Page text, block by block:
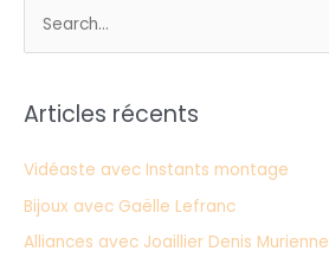
e
h
c
h
Articles récents
Vidéaste avec Instants montage
Bijoux avec Gaëlle Lefranc
Alliances avec Joaillier Denis Murienne